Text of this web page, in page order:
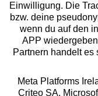
Rechtliches
Alle Preise inkl. MwSt., zzgl.
Einwilligung. Die
bzw. deine
wenn du auf den
APP
Partnern handelt es
Meta Platforms
Criteo SA,